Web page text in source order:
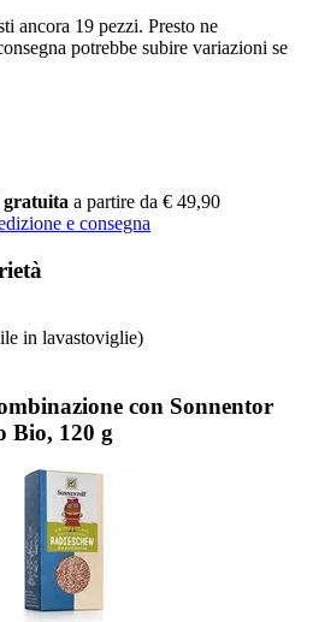
ancora 19 pezzi. Presto ne
potrebbe subire variazioni se
gratuita a partire da € 49,90
e consegna
in lavastoviglie)
con Sonnentor
Bio, 120 g